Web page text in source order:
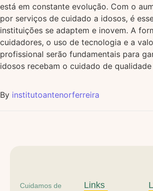
está em constante evolução. Com o
por serviços de cuidado a idosos, é
instituições se adaptem e inovem. A
cuidadores, o uso de tecnologia e a
profissional serão fundamentais para
idosos recebam o cuidado de
By institutoantenorferreira
Cuidamos de
Links